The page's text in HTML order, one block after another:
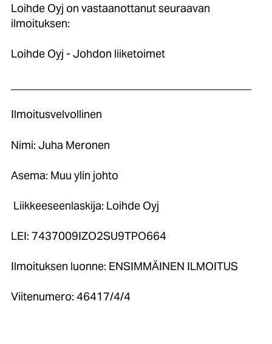
Loihde Oyj on vastaanottanut seuraavan
ilmoituksen:
Loihde Oyj - Johdon liiketoimet
Ilmoitusvelvollinen
Nimi: Juha Meronen
Asema: Muu ylin johto
Liikkeeseenlaskija: Loihde Oyj
LEI: 7437009IZO2SU9TPO664
Ilmoituksen luonne: ENSIMMÄINEN ILMOITUS
Viitenumero: 46417/4/4